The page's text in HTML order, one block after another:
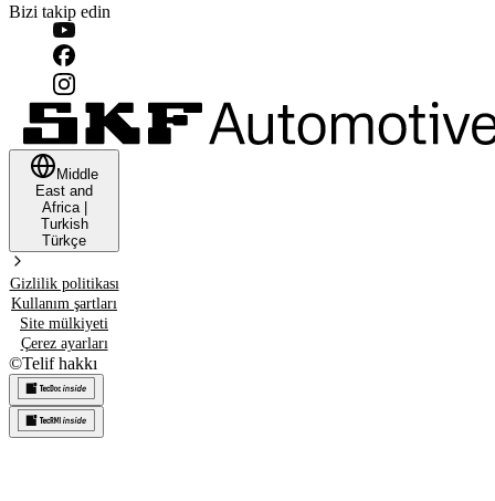
Bizi takip edin
Middle
East and
Africa|
Turkish
Türkçe
Gizlilik politikası
Kullanım şartları
Site mülkiyeti
Çerez ayarları
©Telif hakkı